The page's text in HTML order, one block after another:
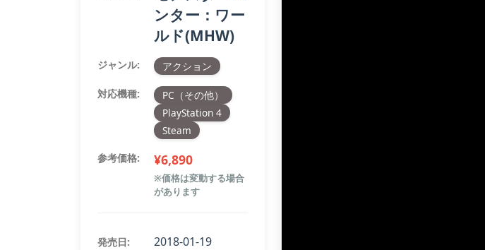
ンター：ワー
ルド(MHW)
ジャンル: アクション
対応機種:
PC（その他）
PlayStation 4
Steam
参考価格: ¥6,890
※価格は変動する場合
があります
発売日: 2018-01-19